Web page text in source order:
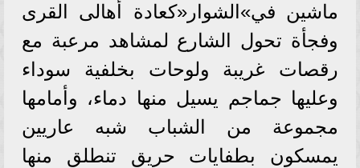
ماشين في»الشوار«كعادة أهالى القرى
وفجأة تحول الشارع لمشاهد مرعبة مع
رقصات غريبة ولوحات بخلفية سوداء
وعليها جماجم يسيل منها دماء، وأمامها
مجموعة من الشباب شبه عاريين
يمسكون بطفايات حريق تنطلق منها